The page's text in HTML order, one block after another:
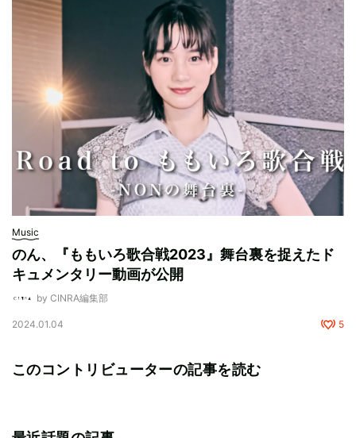
Music
のん、『ももいろ歌合戦2023』舞台裏を捉えたド
キュメンタリー動画が公開
by CINRA編集部
2024.01.04 5
このコントリビューターの記事を読む